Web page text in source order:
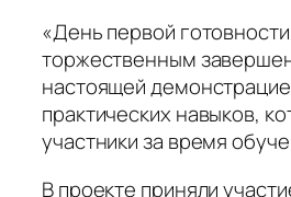
«День первой
торжественным
настоящей
практических навыков,
участники за время
В проекте приняли